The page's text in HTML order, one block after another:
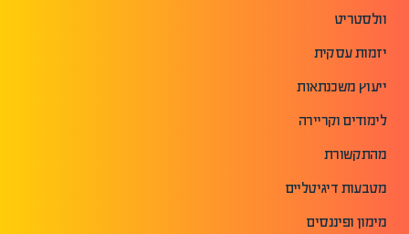
וולסטריט
יזמות עסקית
ייעוץ משכנתאות
לימודים וקריירה
מהתקשורת
מטבעות דיגיטליים
מימון ופיננסים